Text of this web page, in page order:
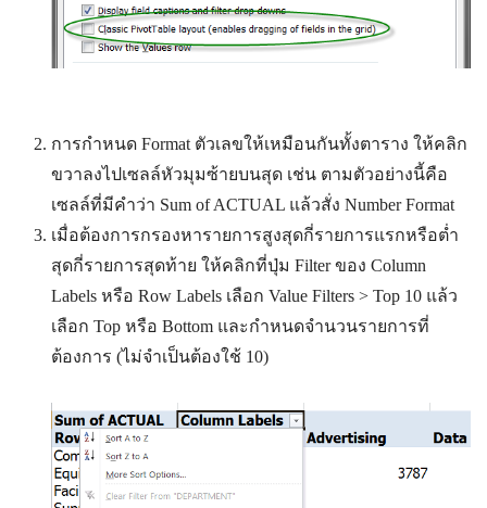
การกำหนด Format ตัวเลขให้เหมือนกันทั้งตาราง ให้คลิก
ขวาลงไปเซลล์หัวมุมซ้ายบนสุด เช่น ตามตัวอย่างนี้คือ
เซลล์ที่มีคำว่า Sum of ACTUAL แล้วสั่ง Number Format
เมื่อต้องการกรองหารายการสูงสุดกี่รายการแรกหรือต่ำ
สุดกี่รายการสุดท้าย ให้คลิกที่ปุ่ม Filter ของ Column
Labels หรือ Row Labels เลือก Value Filters > Top 10 แล้ว
เลือก Top หรือ Bottom และกำหนดจำนวนรายการที่
ต้องการ (ไม่จำเป็นต้องใช้ 10)